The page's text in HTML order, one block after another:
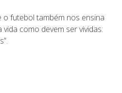
o futebol também nos ensina
como devem ser vividas: